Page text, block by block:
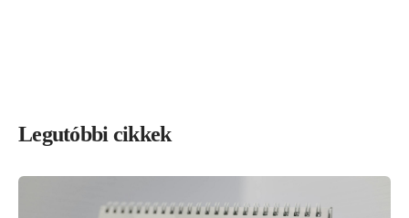
Legutóbbi cikkek